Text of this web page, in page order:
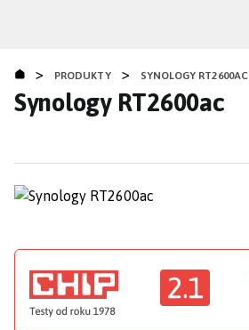
obsahu
> PRODUKTY > SYNOLOGY RT2600AC
Synology RT2600ac
2.1